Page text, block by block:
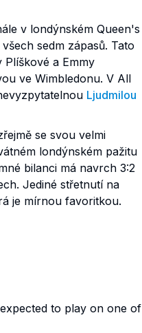
v londýnském Queen's
sedm zápasů. Tato
a Emmy
ve Wimbledonu. V All
Ljudmilou
se svou velmi
londýnském pažitu
bilanci má navrch 3:2
Jediné střetnutí na
je mírnou favoritkou.
to play on one of